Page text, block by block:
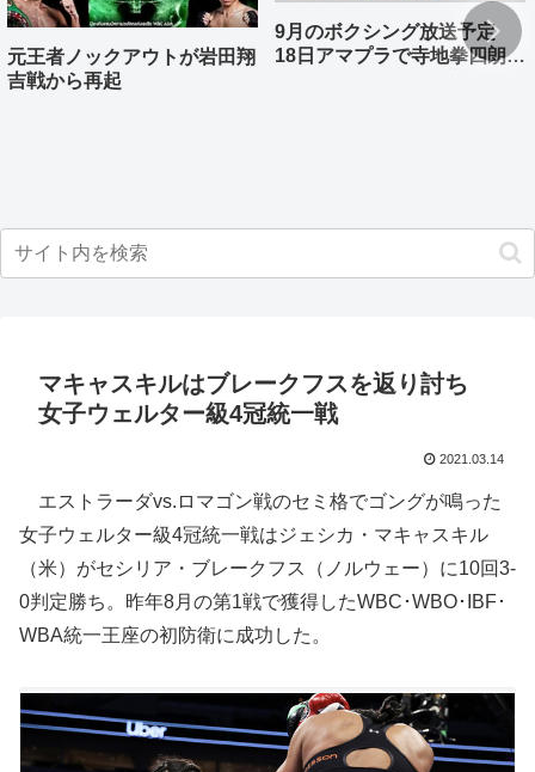
元王者ノックアウトが岩田翔
吉戦から再起
9月のボクシング放送予定
18日アマプラで寺地拳四朗、
マキャスキルはブレークフスを返り討ち
女子ウェルター級4冠統一戦
2021.03.14
エストラーダvs.ロマゴン戦のセミ格でゴングが鳴った
女子ウェルター級4冠統一戦はジェシカ・マキャスキル
（米）がセシリア・ブレークフス（ノルウェー）に10回3-
0判定勝ち。昨年8月の第1戦で獲得したWBC･WBO･IBF･
WBA統一王座の初防衛に成功した。